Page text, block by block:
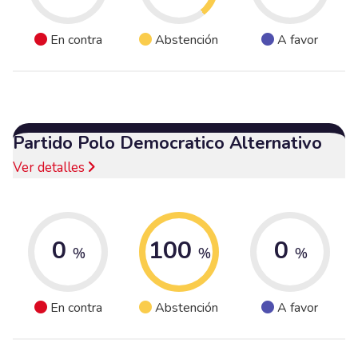
En contra Abstención A favor
Partido Polo Democratico Alternativo
Ver detalles
0 %
En contra
100 %
Abstención
0 %
A favor